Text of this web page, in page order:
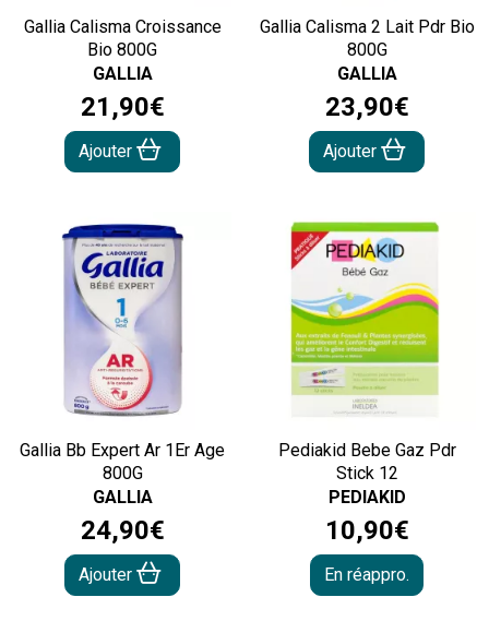
Gallia Calisma Croissance
Bio 800G
GALLIA
21 ,90€
Ajouter
Gallia Calisma 2 Lait Pdr Bio
800G
GALLIA
23,90€
Ajouter
Gallia Bb Expert Ar 1Er Age
800G
GALLIA
24,90€
Ajouter
Pediakid Bebe Gaz Pdr
Stick 12
PEDIAKID
10,90€
En réappro.